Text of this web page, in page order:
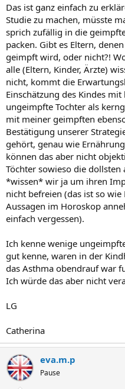
Das ist ganz einfach zu
Studie zu machen, müsste
sprich zufällig in die
packen. Gibt es Eltern,
geimpft wird, oder nicht?!
alle (Eltern, Kinder, Ärzte)
nicht, kommt die
Einschätzung des Kindes
ungeimpfte Tochter als
mit meiner geimpften
Bestätigung unserer
gehört, genau wie
können das aber nicht
Töchter sowieso die
*wissen* wir ja um ihren
nicht befreien (das ist so
Aussagen im Horoskop
einfach vergessen).
Ich kenne wenige
gut kenne, waren in der
das Asthma obendrauf war
Ich würde das aber nicht
LG
Catherina
eva.m.p
Pause